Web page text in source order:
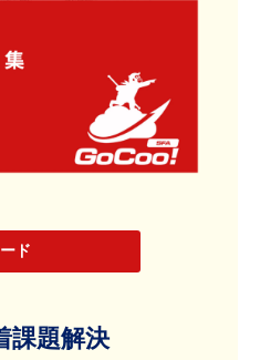
ド
課題解決